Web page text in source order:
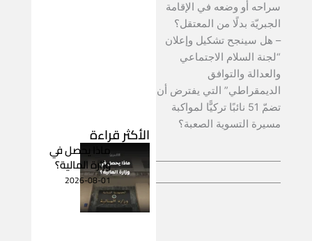
سراحه أو وضعه في الإقامة
الجبريّة بدلًا من المعتقل؟
– هل سينجح تشكيل وإعلان
“لجنة السلام الاجتماعي
والعدالة والتوافق
الديمقراطي” التي يفترض أن
تضمّ 51 نائبًا تركيًّا لمواكبة
مسيرة التسوية الصعبة؟
الأكثر قراءة
ماذا يحصل في
وزارة المالية؟
2026-08-01